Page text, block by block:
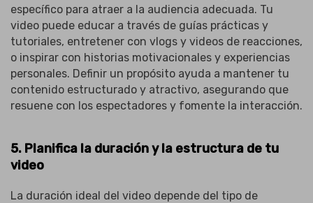
específico para atraer a la audiencia adecuada. Tu
video puede educar a través de guías prácticas y
tutoriales, entretener con vlogs y videos de reacciones,
o inspirar con historias motivacionales y experiencias
personales. Definir un propósito ayuda a mantener tu
contenido estructurado y atractivo, asegurando que
resuene con los espectadores y fomente la interacción.
5. Planifica la duración y la estructura de tu
video
La duración ideal del video depende del tipo de